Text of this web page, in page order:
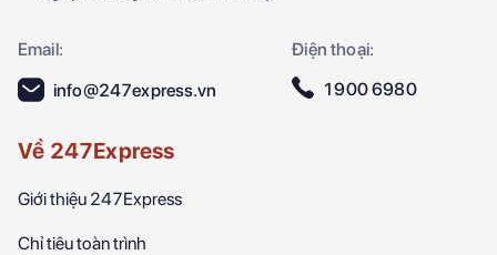
Email:
Điện thoại:
info@247express.vn
1900 6980
Về 247Express
Giới thiệu 247Express
Chỉ tiêu toàn trình